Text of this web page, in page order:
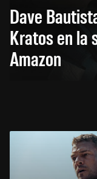
Dave
Kratos en la
Amazon